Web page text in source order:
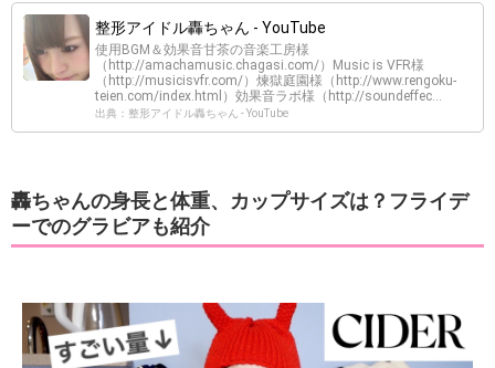
整形アイドル轟ちゃん - YouTube
使用BGM＆効果音甘茶の音楽工房様
（http://amachamusic.chagasi.com/）Music is VFR様
（http://musicisvfr.com/）煉獄庭園様（http://www.rengoku-
teien.com/index.html）効果音ラボ様（http://soundeffec...
出典：整形アイドル轟ちゃん - YouTube
轟ちゃんの身長と体重、カップサイズは？フライデ
ーでのグラビアも紹介